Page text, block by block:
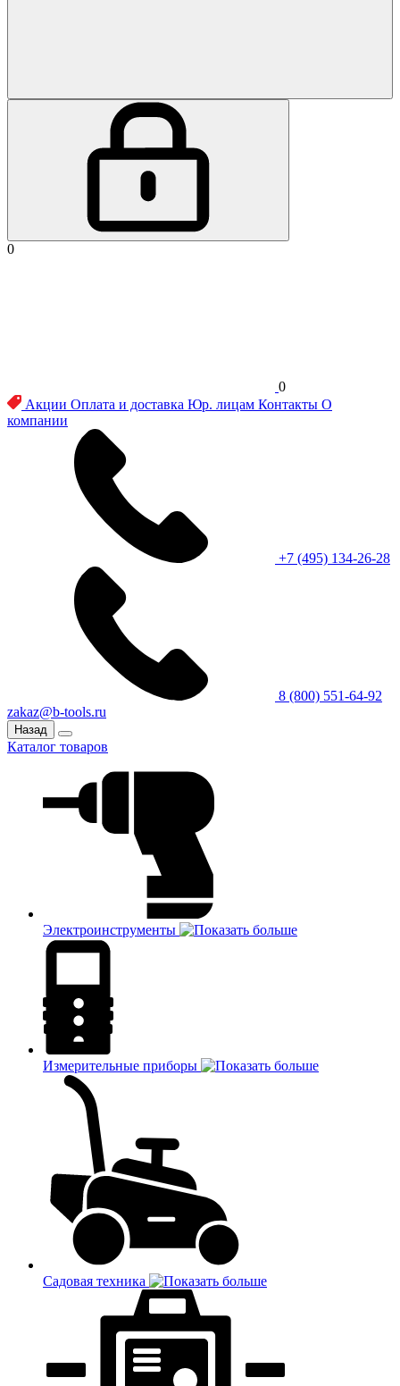
0
0
Акции Оплата и доставка Юр. лицам Контакты О
компании
+7 (495) 134-26-28
8 (800) 551-64-92
zakaz@b-tools.ru
Назад
Каталог товаров
Электроинструменты
Измерительные приборы
Садовая техника